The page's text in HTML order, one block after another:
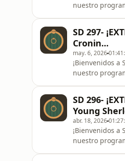
nuestro
II, Noche de
SD 297-
Cronin...
may. 6, 2026
¡Bienvenidos a
nuestro
Bien, No
SD 296-
Young
abr. 18, 2026
¡Bienvenidos a
nuestro